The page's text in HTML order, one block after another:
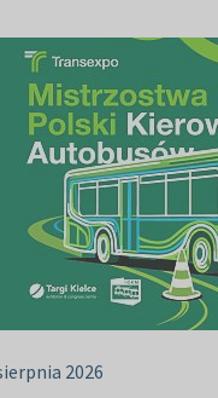
2026